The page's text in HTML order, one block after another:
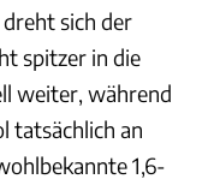
sich der
spitzer in die
weiter, während
tatsächlich an
1,6-